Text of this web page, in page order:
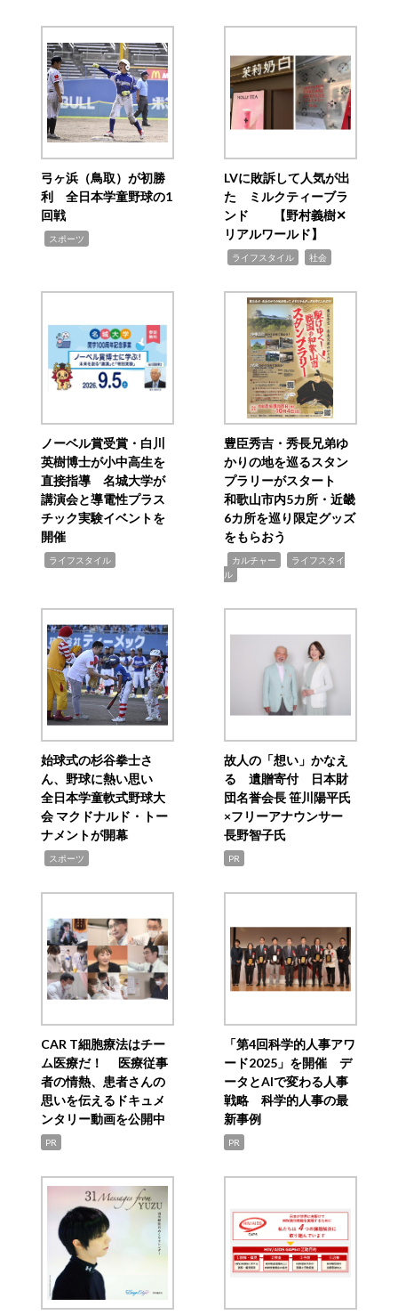
弓ヶ浜（鳥取）が初勝
利 全日本学童野球の1
回戦
スポーツ
LVに敗訴して人気が出
た ミルクティーブラ
ンド 【野村義樹✕
リアルワールド】
ライフスタイル 社会
ノーベル賞受賞・白川
英樹博士が小中高生を
直接指導 名城大学が
講演会と導電性プラス
チック実験イベントを
開催
ライフスタイル
豊臣秀吉・秀長兄弟ゆ
かりの地を巡るスタン
プラリーがスタート
和歌山市内5カ所・近畿
6カ所を巡り限定グッズ
をもらおう
カルチャー
ライフスタイ
ル
始球式の杉谷拳士さ
ん、野球に熱い思い
全日本学童軟式野球大
会 マクドナルド・トー
ナメントが開幕
スポーツ
故人の「想い」かなえ
る 遺贈寄付 日本財
団名誉会長 笹川陽平氏
×フリーアナウンサー
長野智子氏
PR
CAR T細胞療法はチー
ム医療だ！ 医療従事
者の情熱、患者さんの
思いを伝えるドキュメ
ンタリー動画を公開中
PR
「第4回科学的人事アワ
ード2025」を開催 デ
ータとAIで変わる人事
戦略 科学的人事の最
新事例
PR